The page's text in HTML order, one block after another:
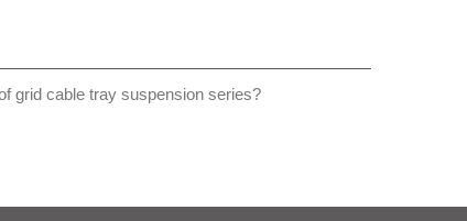
grid cable tray suspension series?